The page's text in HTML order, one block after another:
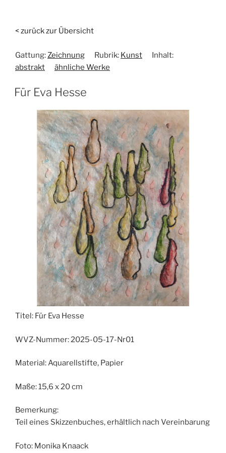
< zurück zur Übersicht
Gattung: Zeichnung Rubrik: Kunst
Inhalt:
abstrakt
ähnliche Werke
Für Eva Hesse
Titel: Für Eva Hesse
WVZ-Nummer: 2025-05-17-Nr01
Material:Aquarellstifte, Papier
Maße:15,6 x 20 cm
Bemerkung:
Teil eines Skizzenbuches, erhältlich nach Vereinbarung
Foto: Monika Knaack